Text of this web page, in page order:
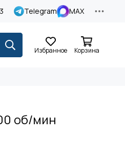
Telegram MAX
Избранное Корзина
об/мин